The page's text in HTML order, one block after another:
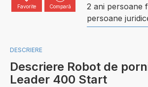
Favorite Compară
2 ani persoane
persoane
DESCRIERE
Descriere Robot de
Leader 400 Start